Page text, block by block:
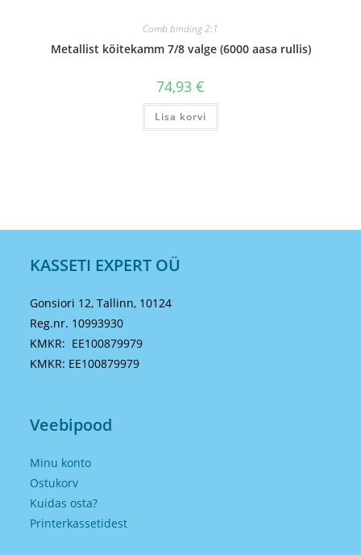
Comb binding 2:1
Metallist köitekamm 7/8 valge (6000 aasa rullis)
74,93 €
Lisa korvi
KASSETI EXPERT OÜ
Gonsiori 12, Tallinn, 10124
Reg.nr. 10993930
KMKR: EE100879979
KMKR: EE100879979
Veebipood
Minu konto
Ostukorv
Kuidas osta?
Printerkassetidest